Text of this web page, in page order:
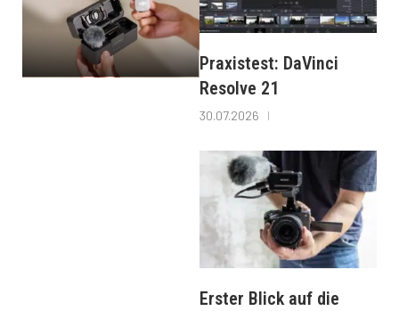
Praxistest: DaVinci
Resolve 21
30.07.2026
Erster Blick auf die